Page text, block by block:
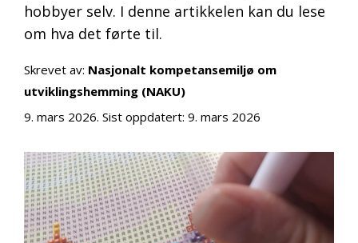
hobbyer selv. I denne artikkelen kan du lese
om hva det førte til.
Skrevet av: Nasjonalt kompetansemiljø om
utviklingshemming (NAKU)
9. mars 2026. Sist oppdatert: 9. mars 2026